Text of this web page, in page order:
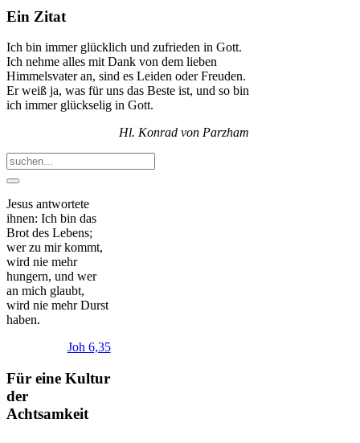
Ein Zitat
Ich bin immer glücklich und zufrieden in Gott.
Ich nehme alles mit Dank von dem lieben
Himmelsvater an, sind es Leiden oder Freuden.
Er weiß ja, was für uns das Beste ist, und so bin
ich immer glückselig in Gott.
Hl. Konrad von Parzham
Jesus antwortete
ihnen: Ich bin das
Brot des Lebens;
wer zu mir kommt,
wird nie mehr
hungern, und wer
an mich glaubt,
wird nie mehr Durst
haben.
Joh 6,35
Für eine Kultur
der
Achtsamkeit